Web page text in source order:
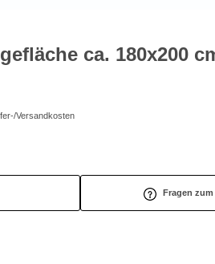
ca. 180x200
Versandkosten
Fragen